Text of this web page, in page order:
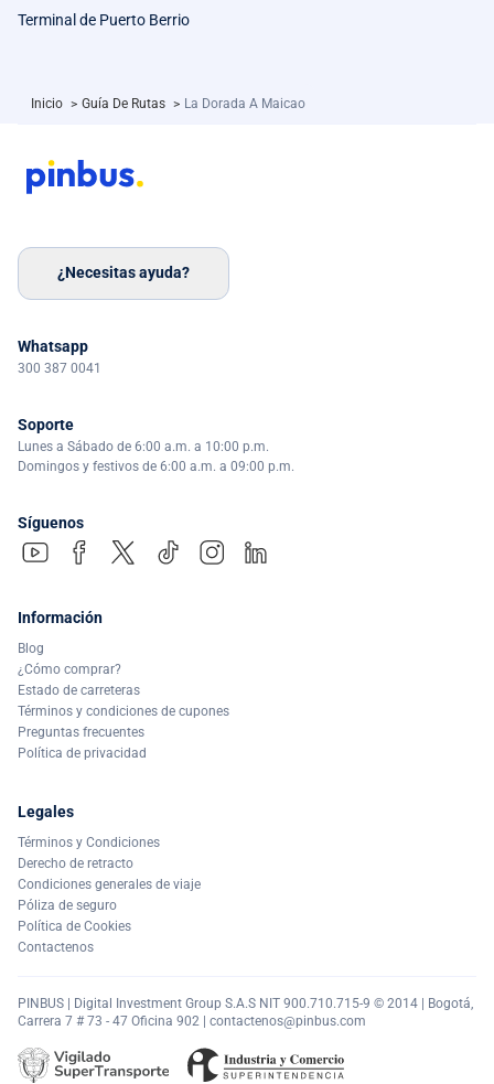
Terminal de Puerto Berrio
Inicio > Guía De Rutas > La Dorada A Maicao
¿Necesitas ayuda?
Whatsapp
300 387 0041
Soporte
Lunes a Sábado de 6:00 a.m. a 10:00 p.m.
Domingos y festivos de 6:00 a.m. a 09:00 p.m.
Síguenos
Información
Blog
¿Cómo comprar?
Estado de carreteras
Términos y condiciones de cupones
Preguntas frecuentes
Política de privacidad
Legales
Términos y Condiciones
Derecho de retracto
Condiciones generales de viaje
Póliza de seguro
Política de Cookies
Contactenos
PINBUS | Digital Investment Group S.A.S NIT 900.710.715-9 © 2014 | Bogotá,
Carrera 7 # 73 - 47 Oficina 902 | contactenos@pinbus.com